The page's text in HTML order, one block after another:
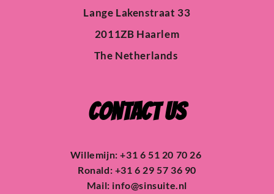
Lange Lakenstraat 33
2011ZB Haarlem
The Netherlands
Contact us
Willemijn: +31 6 51 20 70 26
Ronald: +31 6 29 57 36 90
Mail: info@sinsuite.nl